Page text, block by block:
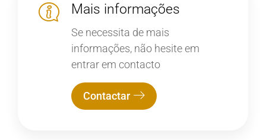
Mais informações
Se necessita de mais
informações, não hesite em
entrar em contacto
Contactar